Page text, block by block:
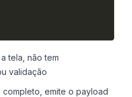
tela, não tem
validação
completo, emite o payload